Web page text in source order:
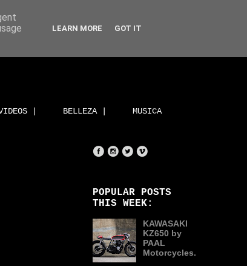
| BELLEZA | MUSICA
POPULAR POSTS
THIS WEEK:
KAWASAKI
KZ650 by
PAAL
Motorcycles.
LEARN MORE GOT IT